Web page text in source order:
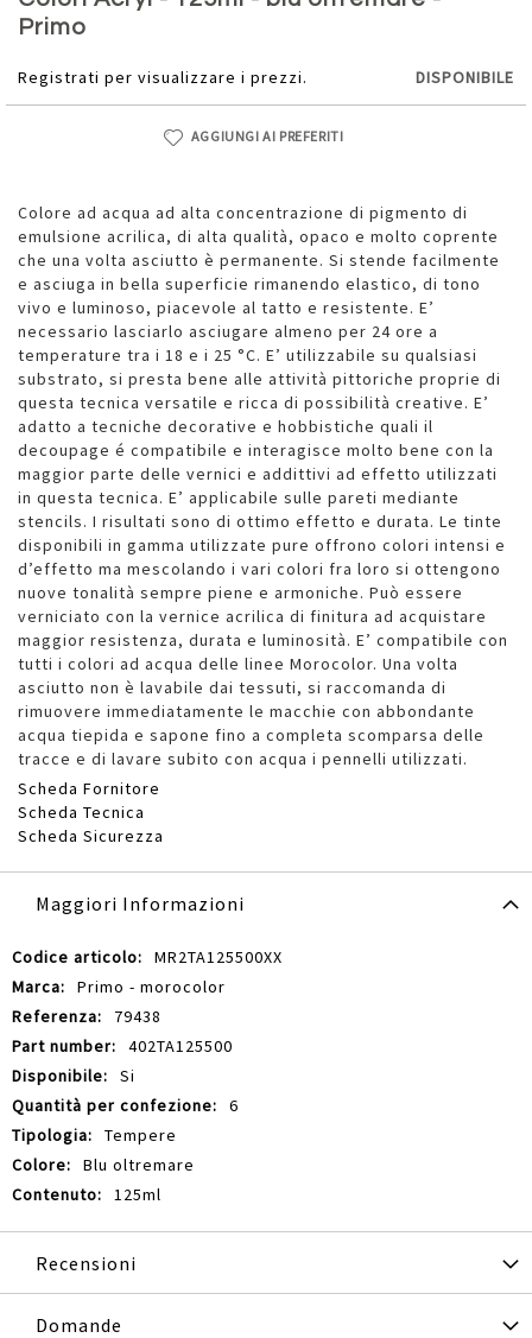
Primo
Registrati per visualizzare i prezzi. DISPONIBILE
AGGIUNGI AI PREFERITI
Colore ad acqua ad alta concentrazione di pigmento di
emulsione acrilica, di alta qualità, opaco e molto coprente
che una volta asciutto è permanente. Si stende facilmente
e asciuga in bella superficie rimanendo elastico, di tono
vivo e luminoso, piacevole al tatto e resistente. E’
necessario lasciarlo asciugare almeno per 24 ore a
temperature tra i 18 e i 25 °C. E’ utilizzabile su qualsiasi
substrato, si presta bene alle attività pittoriche proprie di
questa tecnica versatile e ricca di possibilità creative. E’
adatto a tecniche decorative e hobbistiche quali il
decoupage é compatibile e interagisce molto bene con la
maggior parte delle vernici e addittivi ad effetto utilizzati
in questa tecnica. E’ applicabile sulle pareti mediante
stencils. I risultati sono di ottimo effetto e durata. Le tinte
disponibili in gamma utilizzate pure offrono colori intensi e
d’effetto ma mescolando i vari colori fra loro si ottengono
nuove tonalità sempre piene e armoniche. Può essere
verniciato con la vernice acrilica di finitura ad acquistare
maggior resistenza, durata e luminosità. E’ compatibile con
tutti i colori ad acqua delle linee Morocolor. Una volta
asciutto non è lavabile dai tessuti, si raccomanda di
rimuovere immediatamente le macchie con abbondante
acqua tiepida e sapone fino a completa scomparsa delle
tracce e di lavare subito con acqua i pennelli utilizzati.
Scheda Fornitore
Scheda Tecnica
Scheda Sicurezza
della
galleria
immagini
Maggiori Informazioni
Maggiori
Informazioni
MR2TA125500XX
Primo - morocolor
79438
402TA125500
Si
6
Tempere
Blu oltremare
125ml
Recensioni
Domande